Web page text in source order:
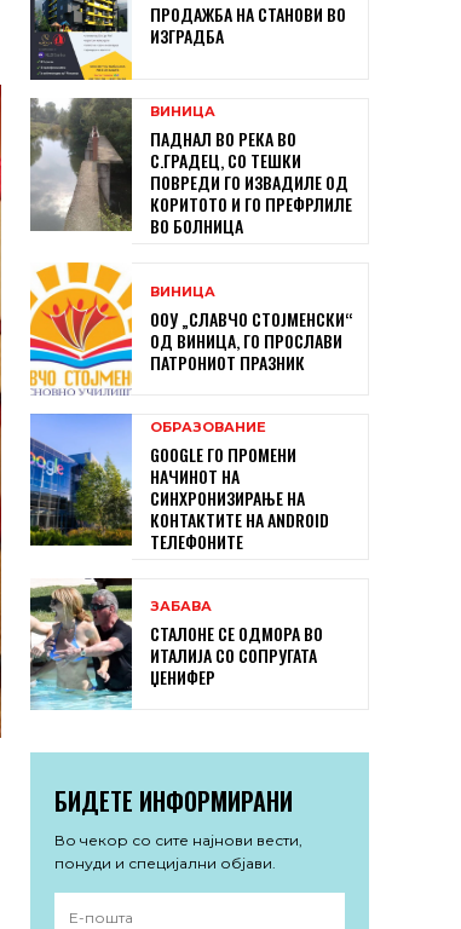
ПРОДАЖБА НА СТАНОВИ ВО
ИЗГРАДБА
ВИНИЦА
ПАДНАЛ ВО РЕКА ВО
С.ГРАДЕЦ, СО ТЕШКИ
ПОВРЕДИ ГО ИЗВАДИЛЕ ОД
КОРИТОТО И ГО ПРЕФРЛИЛЕ
ВО БОЛНИЦА
ВИНИЦА
ООУ „СЛАВЧО СТОЈМЕНСКИ“
ОД ВИНИЦА, ГО ПРОСЛАВИ
ПАТРОНИОТ ПРАЗНИК
ОБРАЗОВАНИЕ
GOOGLE ГО ПРОМЕНИ
НАЧИНОТ НА
СИНХРОНИЗИРАЊЕ НА
КОНТАКТИТЕ НА ANDROID
ТЕЛЕФОНИТЕ
ЗАБАВА
СТАЛОНЕ СЕ ОДМОРА ВО
ИТАЛИЈА СО СОПРУГАТА
ЏЕНИФЕР
БИДЕТЕ ИНФОРМИРАНИ
Во чекор со сите најнови вести,
понуди и специјални објави.